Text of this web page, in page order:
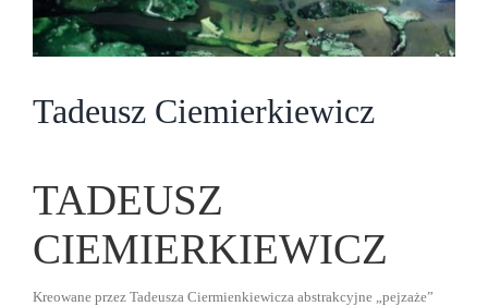
Tadeusz Ciemierkiewicz
TADEUSZ
CIEMIERKIEWICZ
Kreowane przez Tadeusza Ciermienkiewicza abstrakcyjne „pejzaże”